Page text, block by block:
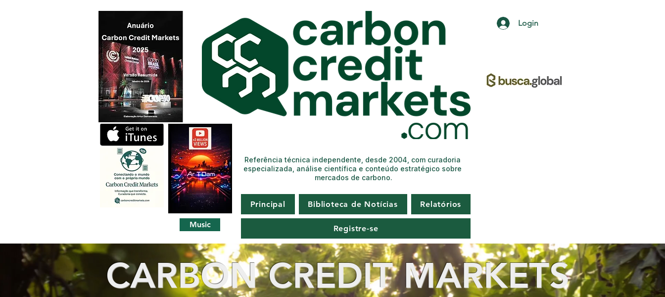
Principal Biblioteca de Notícias Relatórios
Registre-se
Referência técnica independente, desde 2004, com curadoria
especializada, análise científica e conteúdo estratégico sobre
mercados de carbono.
Music
Login
CARBON CREDIT MARKETS